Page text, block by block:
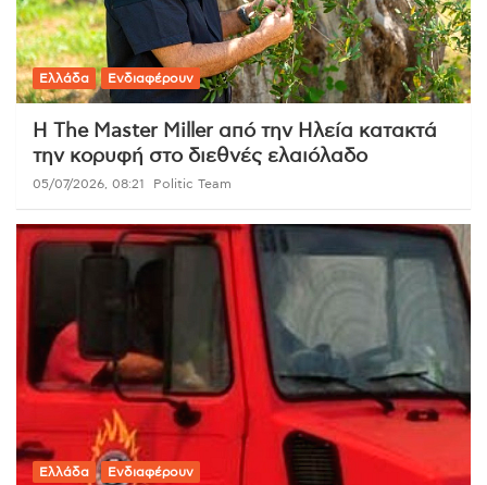
Ελλάδα Ενδιαφέρουν
Η The Master Miller από την Ηλεία κατακτά
την κορυφή στο διεθνές ελαιόλαδο
05/07/2026, 08:21 Politic Team
Ελλάδα Ενδιαφέρουν